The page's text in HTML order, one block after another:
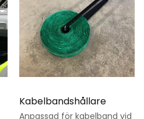
Kabelbandshållare
Anpassad för kabelband vid